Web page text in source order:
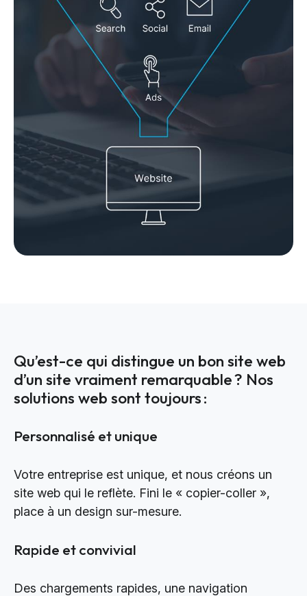
Qu’est-ce qui distingue un bon site web
d’un site vraiment remarquable ? Nos
solutions web sont toujours :
Personnalisé et unique
Votre entreprise est unique, et nous créons un
site web qui le reflète. Fini le « copier-coller »,
place à un design sur-mesure.
Rapide et convivial
Des chargements rapides, une navigation